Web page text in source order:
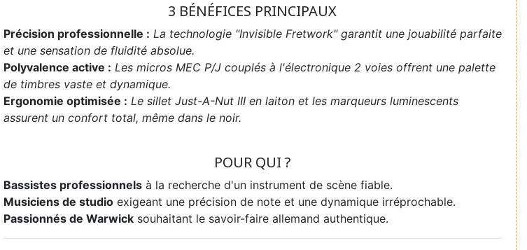
3 BÉNÉFICES PRINCIPAUX
Précision professionnelle : La technologie "Invisible Fretwork" garantit une jouabilité parfaite
et une sensation de fluidité absolue.
Polyvalence active : Les micros MEC P/J couplés à l'électronique 2 voies offrent une palette
de timbres vaste et dynamique.
Ergonomie optimisée : Le sillet Just-A-Nut III en laiton et les marqueurs luminescents
assurent un confort total, même dans le noir.
POUR QUI ?
Bassistes professionnels à la recherche d'un instrument de scène fiable.
Musiciens de studio exigeant une précision de note et une dynamique irréprochable.
Passionnés de Warwick souhaitant le savoir-faire allemand authentique.